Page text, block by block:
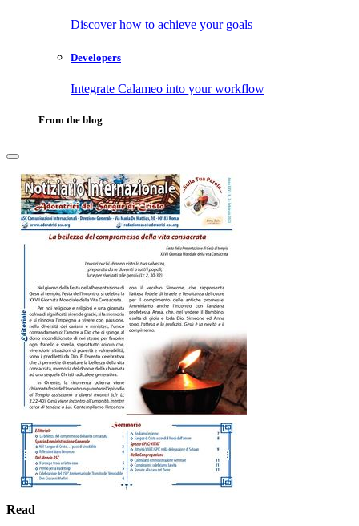
Discover how to achieve your goals
Developers
Integrate Calameo into your workflow
From the blog
Read